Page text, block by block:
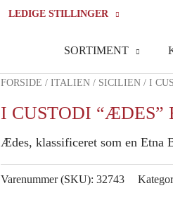
LEDIGE STILLINGER
SORTIMENT
FORSIDE / ITALIEN / SICILIEN / I
I CUSTODI “ÆDES”
Ædes, klassificeret som en Etna
Varenummer (SKU): 32743